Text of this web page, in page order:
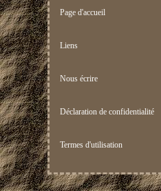
Page d'accueil
Liens
Nous écrire
Déclaration de confidentialité
Termes d'utilisation